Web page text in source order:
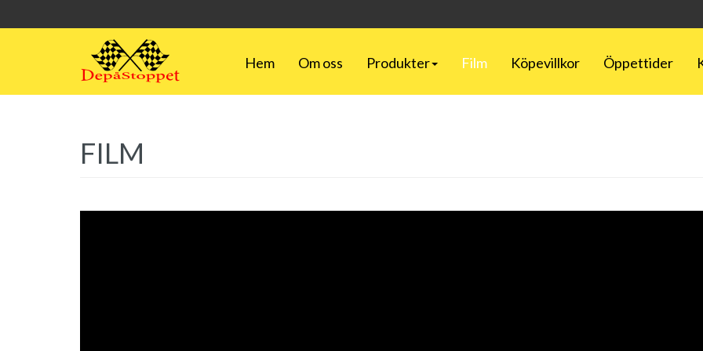
Hem Om oss Produkter Film Köpevillkor Öppettider
FILM